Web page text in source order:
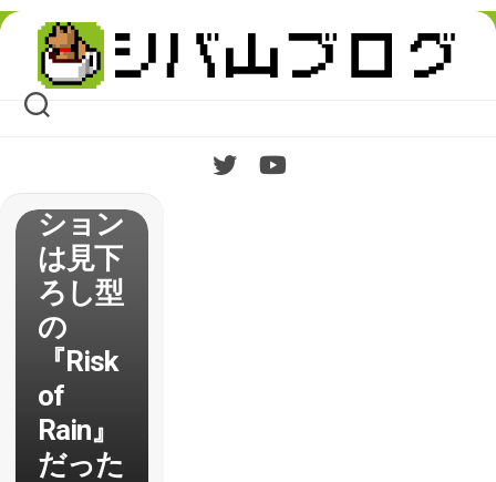
Skip
content
ポー
ト 高
難易度
なロー
クアク
ション
は見下
ろし型
の
『Risk
of
Rain』
だった